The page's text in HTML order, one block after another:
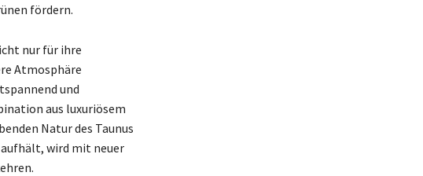
fördern.
nur für ihre
Atmosphäre
und
aus luxuriösem
Natur des Taunus
aufhält, wird mit neuer